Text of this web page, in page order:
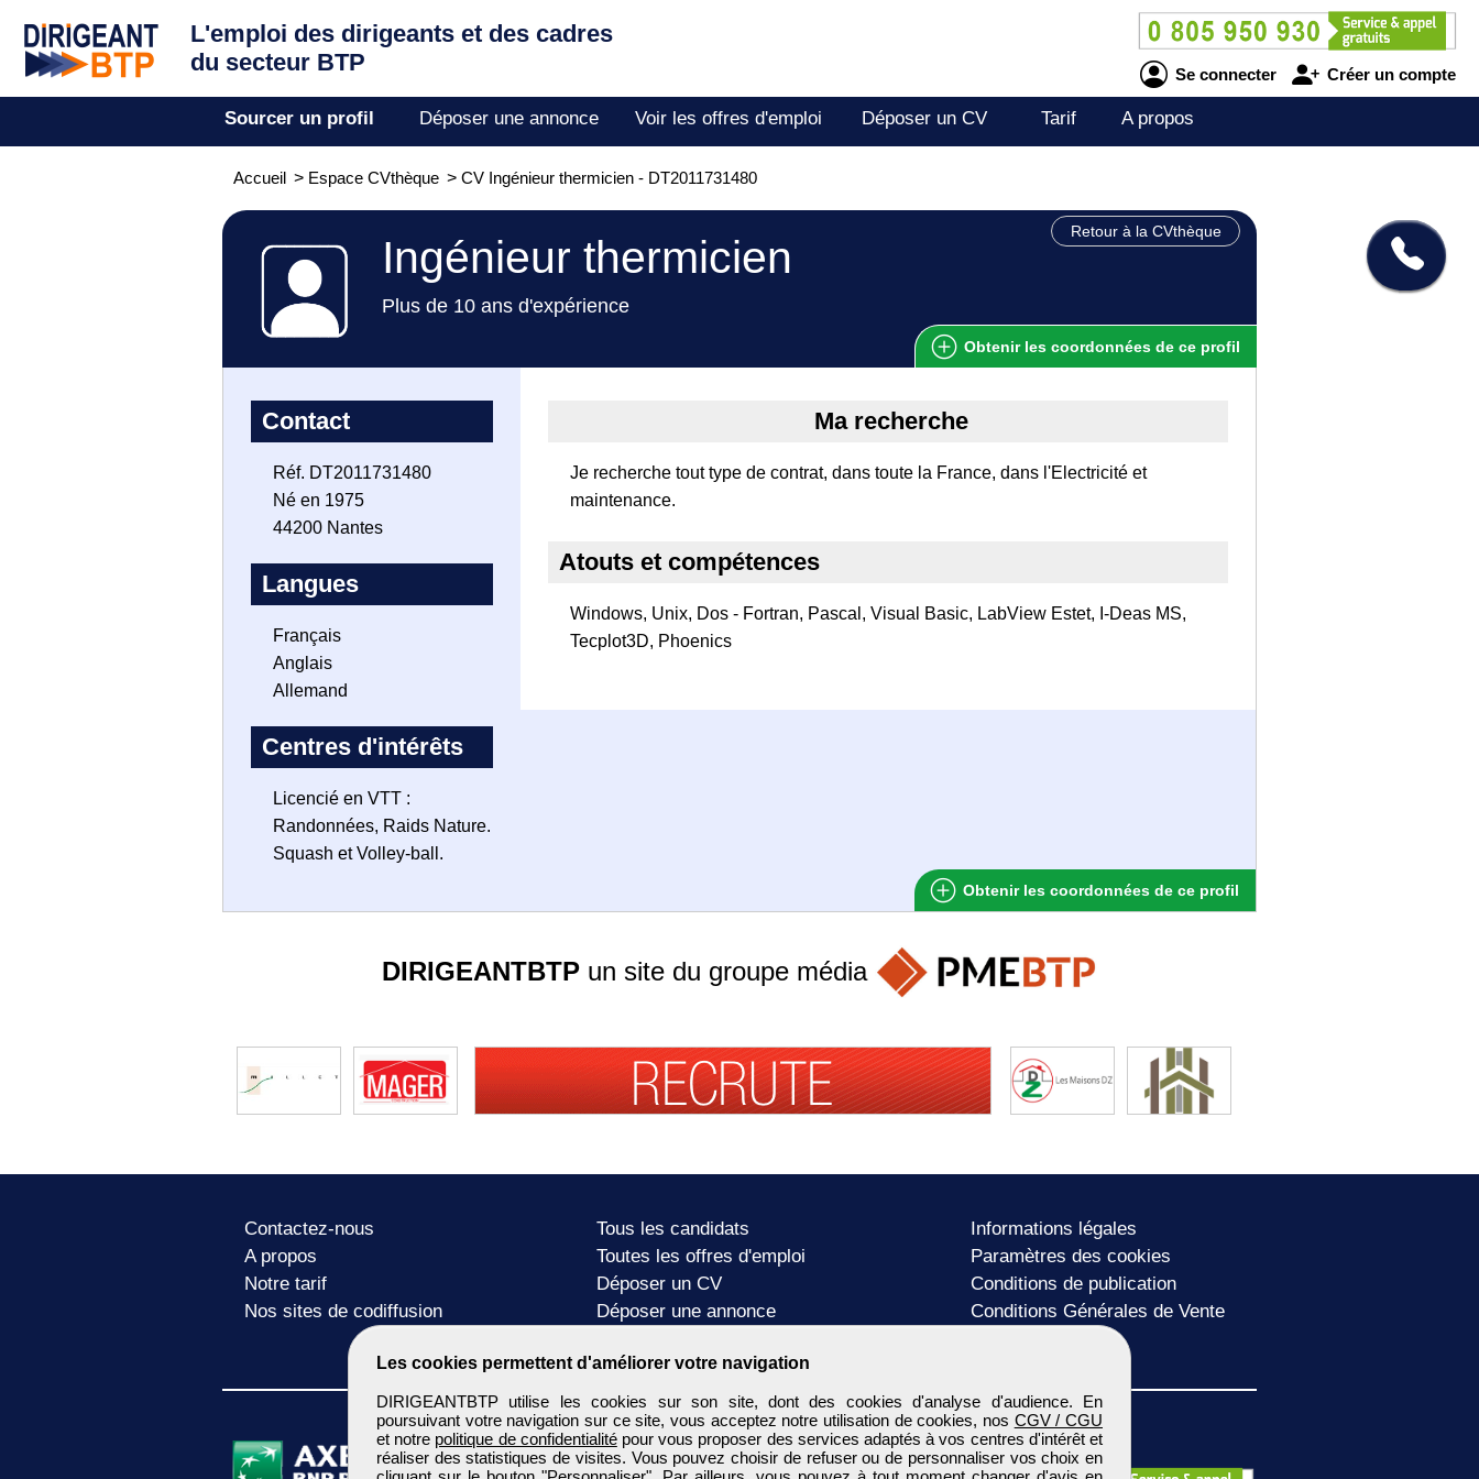
L'emploi des dirigeants et des cadres
du secteur BTP
Se connecter Créer un compte
Sourcer un profil Déposer une annonce Voir les offres d'emploi Déposer un CV Tarif A propos
Accueil > Espace CVthèque > CV Ingénieur thermicien - DT2011731480
Retour à la CVthèque
Ingénieur thermicien
Plus de 10 ans d'expérience
Obtenir les coordonnées de ce profil
Contact
Réf. DT2011731480
Né en 1975
44200 Nantes
Langues
Français
Anglais
Allemand
Centres d'intérêts
Licencié en VTT :
Randonnées, Raids Nature.
Squash et Volley-ball.
Ma recherche
Je recherche tout type de contrat, dans toute la France, dans l'Electricité et
maintenance.
Atouts et compétences
Windows, Unix, Dos - Fortran, Pascal, Visual Basic, LabView Estet, I-Deas MS,
Tecplot3D, Phoenics
Obtenir les coordonnées de ce profil
Les cookies permettent d'améliorer votre navigation
DIRIGEANTBTP utilise les cookies sur son site, dont des cookies d'analyse d'audience. En
poursuivant votre navigation sur ce site, vous acceptez notre utilisation de cookies, nos CGV / CGU
et notre politique de confidentialitépour vous proposer des services adaptés à vos centres d'intérêt et
réaliser des statistiques de visites. Vous pouvez choisir de refuser ou de personnaliser vos choix en
DIRIGEANTBTPun site du groupe média
Contactez-nous
A propos
Notre tarif
Nos sites de codiffusion
Tous les candidats
Toutes les offres d'emploi
Déposer un CV
Déposer une annonce
Informations légales
Paramètres des cookies
Conditions de publication
Conditions Générales de Vente